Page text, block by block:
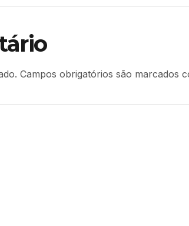
Campos obrigatórios são marcados